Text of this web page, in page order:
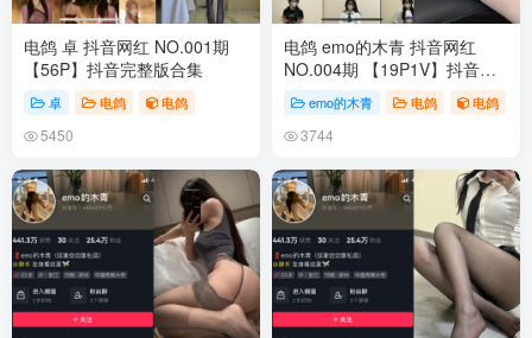
电鸽 卓 抖音网红 NO.001期
【56P】抖音完整版合集
卓 电鸽 电鸽
5450
电鸽 emo的木青 抖音网红
NO.004期 【19P1V】抖音完
整版合集
emo的木青 电鸽 电鸽
3744